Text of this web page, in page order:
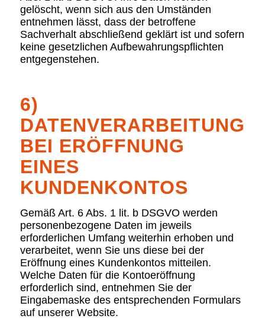
gelöscht, wenn sich aus den Umständen
entnehmen lässt, dass der betroffene
Sachverhalt abschließend geklärt ist und sofern
keine gesetzlichen Aufbewahrungspflichten
entgegenstehen.
6)
DATENVERARBEITUNG
BEI ERÖFFNUNG
EINES
KUNDENKONTOS
Gemäß Art. 6 Abs. 1 lit. b DSGVO werden
personenbezogene Daten im jeweils
erforderlichen Umfang weiterhin erhoben und
verarbeitet, wenn Sie uns diese bei der
Eröffnung eines Kundenkontos mitteilen.
Welche Daten für die Kontoeröffnung
erforderlich sind, entnehmen Sie der
Eingabemaske des entsprechenden Formulars
auf unserer Website.